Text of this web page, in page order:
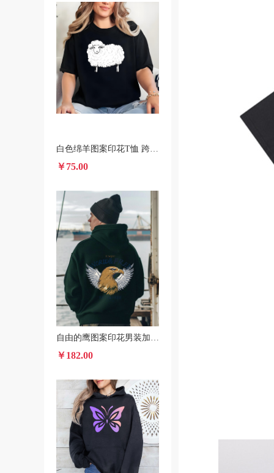
白色绵羊图案印花T恤 跨境POD春夏短袖圆领休闲上衣 男女款
￥75.00
自由的鹰图案印花男装加绒连帽衫 美国本土发货秋冬款卫衣
￥182.00